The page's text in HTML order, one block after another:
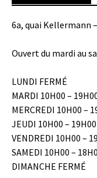
6a, quai Kellermann
Ouvert du mardi au
LUNDI FERMÉ
MARDI 10H00 –
MERCREDI 10H00 –
JEUDI 10H00 – 19H00
VENDREDI 10H00 –
SAMEDI 10H00 –
DIMANCHE FERMÉ